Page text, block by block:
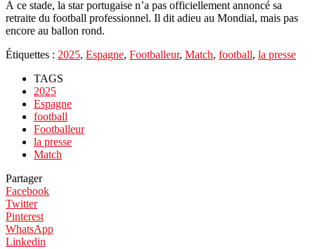
À ce stade, la star portugaise n’a pas officiellement annoncé sa
retraite du football professionnel. Il dit adieu au Mondial, mais pas
encore au ballon rond.
Étiquettes : 2025, Espagne, Footballeur, Match, football, la presse
TAGS
2025
Espagne
football
Footballeur
la presse
Match
Partager
Facebook
Twitter
Pinterest
WhatsApp
Linkedin